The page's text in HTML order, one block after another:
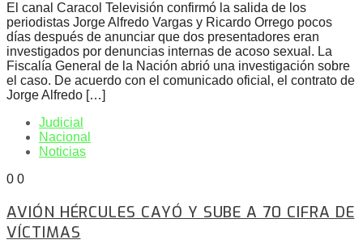
El canal Caracol Televisión confirmó la salida de los
periodistas Jorge Alfredo Vargas y Ricardo Orrego pocos
días después de anunciar que dos presentadores eran
investigados por denuncias internas de acoso sexual. La
Fiscalía General de la Nación abrió una investigación sobre
el caso. De acuerdo con el comunicado oficial, el contrato de
Jorge Alfredo […]
Judicial
Nacional
Noticias
0 0
AVIÓN HÉRCULES CAYÓ Y SUBE A 70 CIFRA DE
VÍCTIMAS